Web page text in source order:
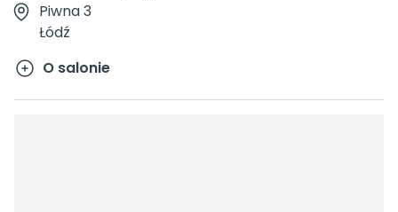
Piwna 3
Łódź
O salonie